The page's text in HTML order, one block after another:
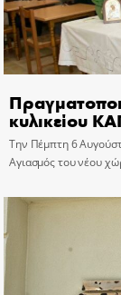
κυλικείου
Την Πέμπτη 6
Αγιασμός του νέου